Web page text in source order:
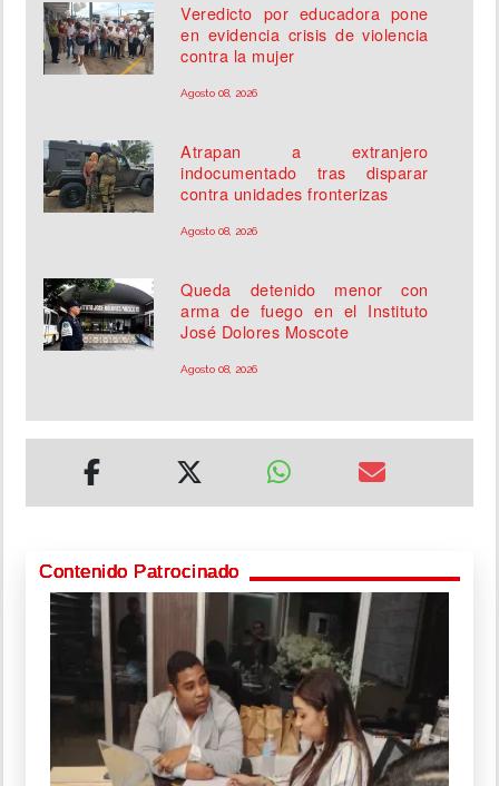
Veredicto por educadora pone
en evidencia crisis de violencia
contra la mujer
Agosto 08, 2026
Atrapan a extranjero
indocumentado tras disparar
contra unidades fronterizas
Agosto 08, 2026
Queda detenido menor con
arma de fuego en el Instituto
José Dolores Moscote
Agosto 08, 2026
Contenido Patrocinado